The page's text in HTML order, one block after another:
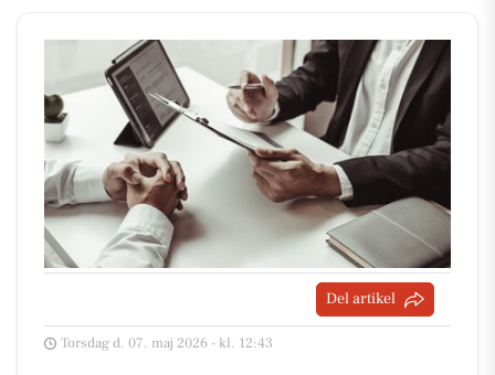
Del artikel
Torsdag d. 07. maj 2026 - kl. 12:43